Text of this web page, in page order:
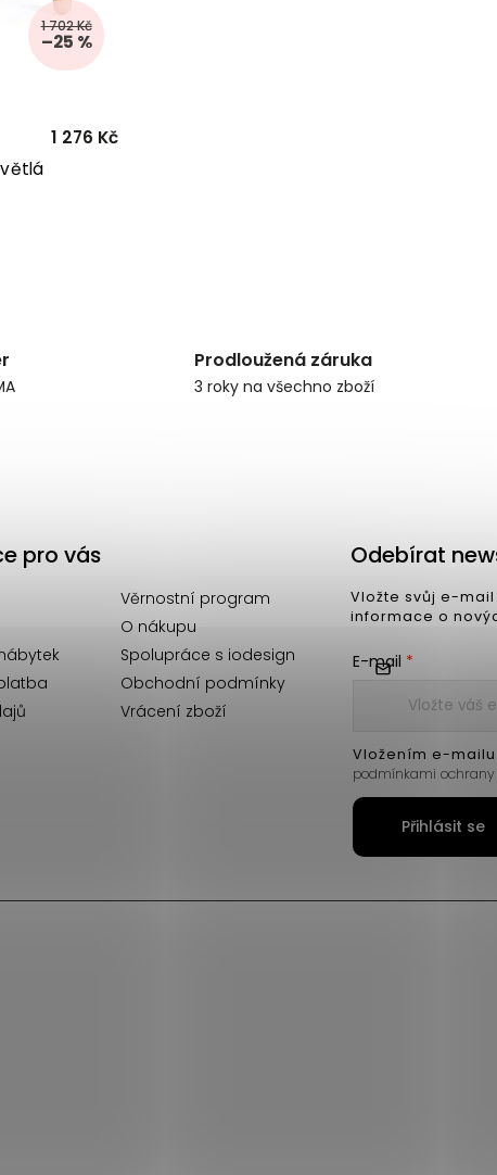
1 702 Kč
–25 %
1 276 Kč
Prodloužená záruka
3 roky na všechno zboží
pro vás
Věrnostní program
O nákupu
Spolupráce s iodesign
Obchodní podmínky
Vrácení zboží
Odebírat
Vložte svůj e-
informace o
E-mail
Vložením e-
podmínkami
Přihlásit se